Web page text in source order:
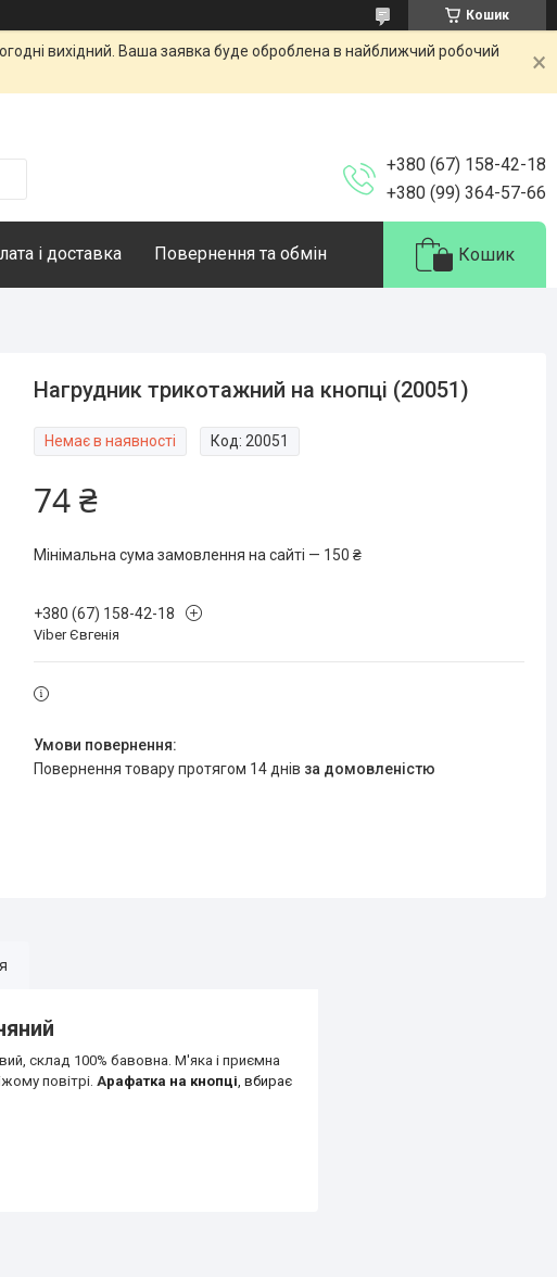
Кошик
вихідний. Ваша заявка буде оброблена в найближчий робочий
+380 (67) 158-42-18
+380 (99) 364-57-66
і доставка Повернення та обмін Кошик
Нагрудник трикотажний на кнопці (20051)
Немає в наявності Код: 20051
74 ₴
Мінімальна сума замовлення на сайті — 150 ₴
+380 (67) 158-42-18
Viber Євгенія
повернення товару протягом 14 днів за домовленістю
склад 100% бавовна. М'яка і приємна
повітрі. Арафатка на кнопці , вбирає